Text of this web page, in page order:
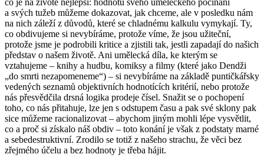
a svých tužeb můžeme dokazovat, jak chceme, ale v posledku nám
na nich záleží z důvodů, které se chladnému kalkulu vymykají. Ty,
co obdivujeme si nevybíráme, protože víme, že jsou užiteční,
protože jsme je podrobili kritice a zjistili tak, jestli zapadají do našich
představ o našem životě. Ani umělecká díla, ke kterým se
vztahujeme – knihy a hudbu, komiksy a filmy (které jako Dendži
„do smrti nezapomeneme“) – si nevybíráme na základě puntičkářsky
vedených seznamů objektivních hodnotících kritérií, nebo protože
nás přesvědčila drsná logika prodeje čísel. Snažit se o pochopení
toho, co nás přitahuje, lze jen s odstupem času a pak své sklony pak
sice můžeme racionalizovat – abychom jiným mohli lépe vysvětlit,
co a proč si získalo náš obdiv – toto konání je však z podstaty marné
a sebedestruktivní. Zrodilo se totiž z našeho strachu, že věci bez
zřejmého účelu a bez hodnoty je třeba hájit.